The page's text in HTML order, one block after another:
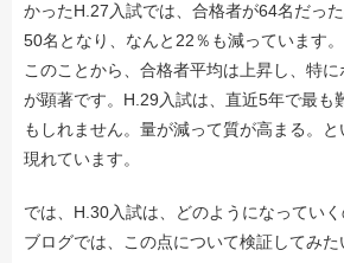
かったH.27入試では、合格者が64名だっ
50名となり、なんと22％も減っています。
このことから、合格者平均は上昇し、特
が顕著です。H.29入試は、直近5年で最も
もしれません。量が減って質が高まる。
現れています。
では、H.30入試は、どのようになってい
ブログでは、この点について検証してみた